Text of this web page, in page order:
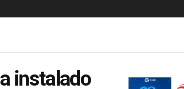
instalado